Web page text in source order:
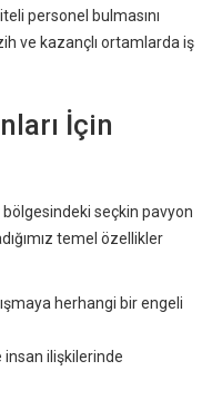
personel bulmasını
ve kazançlı ortamlarda iş
İçin
seçkin pavyon
temel özellikler
herhangi bir engeli
insan ilişkilerinde